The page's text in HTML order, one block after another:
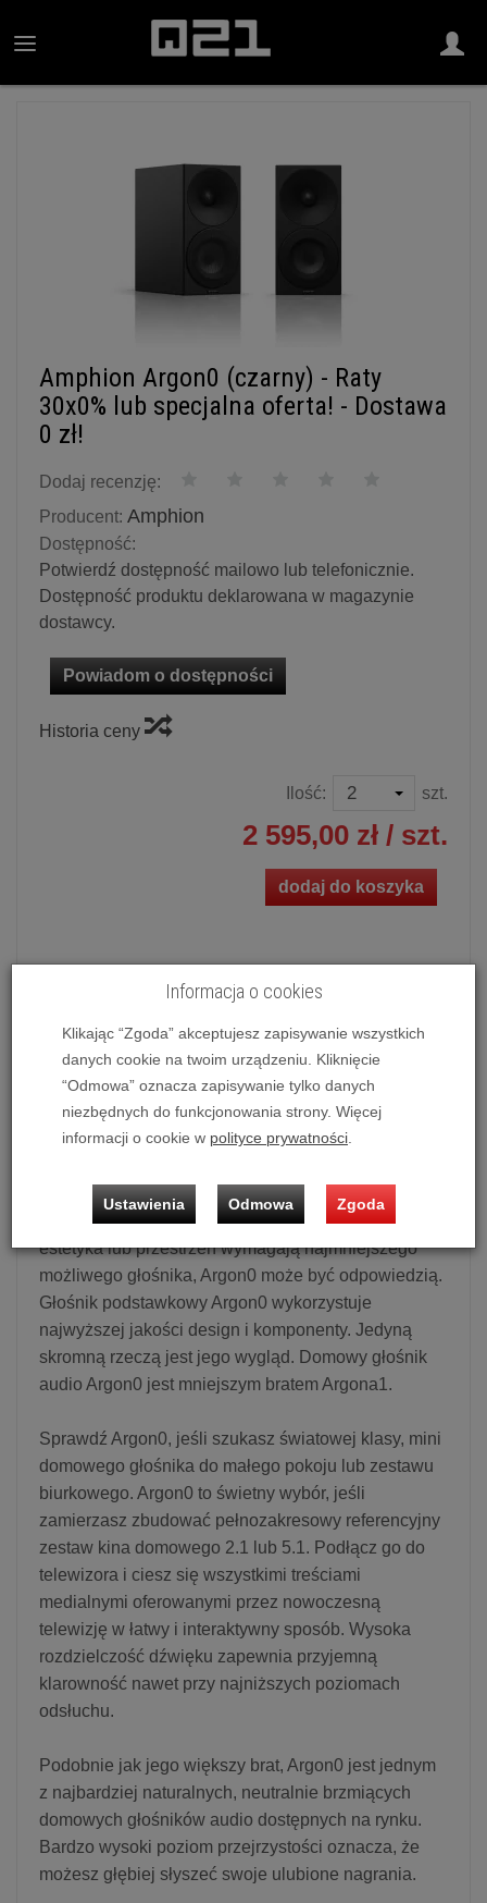
Amphion Argon0 (czarny) - Raty
30x0% lub specjalna oferta! - Dostawa
0 zł!
Dodaj recenzję:
Producent: Amphion
Dostępność:
Potwierdź dostępność mailowo lub telefonicznie.
Dostępność produktu deklarowana w magazynie
dostawcy.
Powiadom o dostępności
Historia ceny
Ilość: szt.
2 595,00 zł / szt.
dodaj do koszyka
Kolumna podstawkowa Amphion Argon0 (czarny)
Cena dotyczy 1 szt. produktu.
Możliwość zakupu produktu w bezpłatnym systemie
ratalnym 0% na 10, 20 i 30 miesięcy lub specjalna oferta!
Gdy twoje ucho nie chce iść na kompromis, ale
estetyka lub przestrzeń wymagają najmniejszego
możliwego głośnika, Argon0 może być odpowiedzią.
Głośnik podstawkowy Argon0 wykorzystuje
najwyższej jakości design i komponenty. Jedyną
skromną rzeczą jest jego wygląd. Domowy głośnik
audio Argon0 jest mniejszym bratem Argona1.
Sprawdź Argon0, jeśli szukasz światowej klasy, mini
domowego głośnika do małego pokoju lub zestawu
biurkowego. Argon0 to świetny wybór, jeśli
zamierzasz zbudować pełnozakresowy referencyjny
zestaw kina domowego 2.1 lub 5.1. Podłącz go do
telewizora i ciesz się wszystkimi treściami
medialnymi oferowanymi przez nowoczesną
telewizję w łatwy i interaktywny sposób. Wysoka
rozdzielczość dźwięku zapewnia przyjemną
klarowność nawet przy najniższych poziomach
odsłuchu.
Podobnie jak jego większy brat, Argon0 jest jednym
z najbardziej naturalnych, neutralnie brzmiących
domowych głośników audio dostępnych na rynku.
Bardzo wysoki poziom przejrzystości oznacza, że ​​
możesz głębiej słyszeć swoje ulubione nagrania.
Informacja o cookies
Klikając “Zgoda” akceptujesz zapisywanie wszystkich
danych cookie na twoim urządzeniu. Kliknięcie
“Odmowa” oznacza zapisywanie tylko danych
niezbędnych do funkcjonowania strony. Więcej
informacji o cookie w polityce prywatności
Ustawienia Odmowa Zgoda